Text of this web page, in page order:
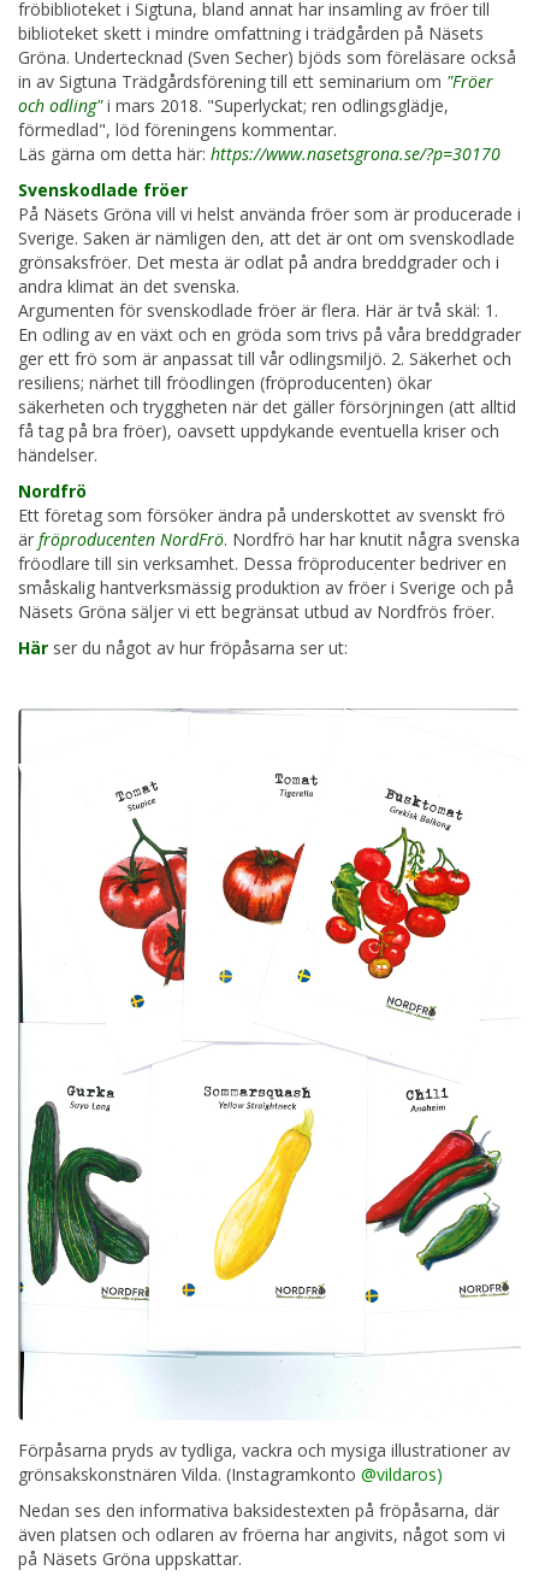
fröbiblioteket i Sigtuna, bland annat har insamling av fröer till
biblioteket skett i mindre omfattning i trädgården på Näsets
Gröna. Undertecknad (Sven Secher) bjöds som föreläsare också
in av Sigtuna Trädgårdsförening till ett seminarium om "Fröer
och odling"i mars 2018. "Superlyckat; ren odlingsglädje,
förmedlad", löd föreningens kommentar.
Läs gärna om detta här: https://www.nasetsgrona.se/?p=30170
Svenskodlade fröer
På Näsets Gröna vill vi helst använda fröer som är producerade i
Sverige. Saken är nämligen den, att det är ont om svenskodlade
grönsaksfröer. Det mesta är odlat på andra breddgrader och i
andra klimat än det svenska.
Argumenten för svenskodlade fröer är flera. Här är två skäl: 1.
En odling av en växt och en gröda som trivs på våra breddgrader
ger ett frö som är anpassat till vår odlingsmiljö. 2. Säkerhet och
resiliens; närhet till fröodlingen (fröproducenten) ökar
säkerheten och tryggheten när det gäller försörjningen (att alltid
få tag på bra fröer), oavsett uppdykande eventuella kriser och
händelser.
Nordfrö
Ett företag som försöker ändra på underskottet av svenskt frö
är fröproducenten NordFrö. Nordfrö har har knutit några svenska
fröodlare till sin verksamhet. Dessa fröproducenter bedriver en
småskalig hantverksmässig produktion av fröer i Sverige och på
Näsets Gröna säljer vi ett begränsat utbud av Nordfrös fröer.
Här ser du något av hur fröpåsarna ser ut:
Förpåsarna pryds av tydliga, vackra och mysiga illustrationer av
grönsakskonstnären Vilda. (Instagramkonto @vildaros)
Nedan ses den informativa baksidestexten på fröpåsarna, där
även platsen och odlaren av fröerna har angivits, något som vi
på Näsets Gröna uppskattar.